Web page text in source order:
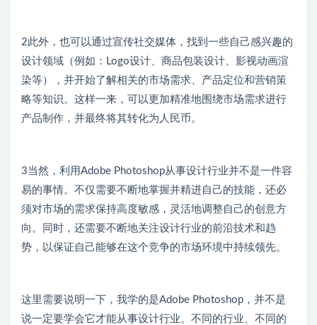
2此外，也可以通过宣传社交媒体，找到一些自己感兴趣的
设计领域（例如：Logo设计、商品包装设计、影视动画渲
染等），并开始了解相关的市场需求、产品定位和营销策
略等知识。这样一来，可以更加精准地围绕市场需求进行
产品制作，并最终将其转化为人民币。
3当然，利用Adobe Photoshop从事设计行业并不是一件容
易的事情。不仅需要不断地掌握并精进自己的技能，还必
须对市场的需求保持高度敏感，灵活地调整自己的创意方
向。同时，还需要不断地关注设计行业的前沿技术和趋
势，以保证自己能够在这个竞争的市场环境中持续领先。
这里需要说明一下，我学的是Adobe Photoshop，并不是
说一定要学会它才能从事设计行业。不同的行业、不同的